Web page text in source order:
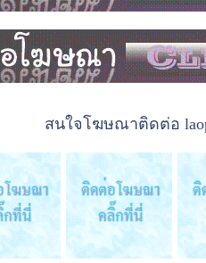
สนใจโฆษณาติดต่อ